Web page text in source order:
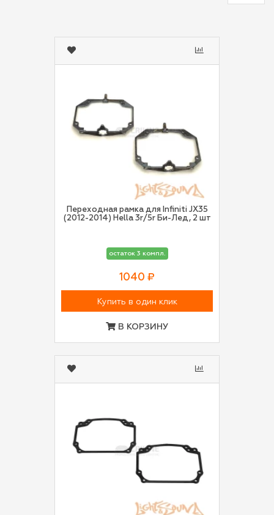
Переходная рамка для Infiniti JX35
(2012-2014) Hella 3r/5r Би-Лед, 2 шт
остаток 3 компл.
1040 ₽
Купить в один клик
В КОРЗИНУ